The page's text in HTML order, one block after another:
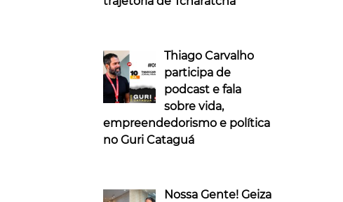
Thiago Carvalho
participa de
podcast e fala
sobre vida,
empreendedorismo e política
no Guri Cataguá
Nossa Gente! Geiza